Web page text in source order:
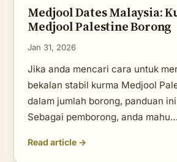
Medjool Dates Malaysia:
Medjool Palestine Borong
Jan 31, 2026
Jika anda mencari cara untuk
bekalan stabil kurma Medjool
dalam jumlah borong, panduan
Sebagai pemborong, anda mahu…
Read article →